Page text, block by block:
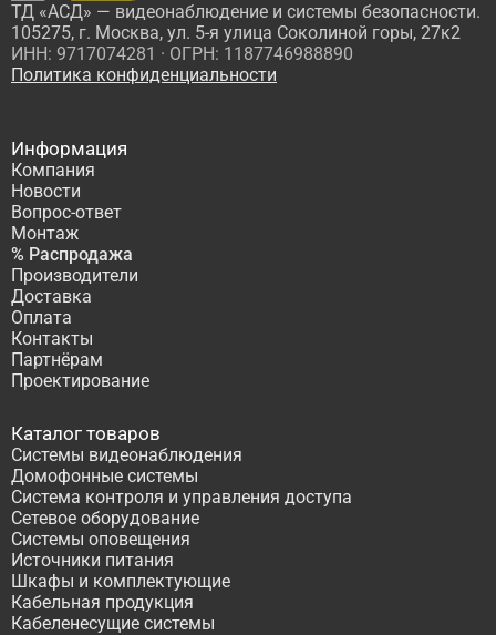
ТД «АСД» — видеонаблюдение и системы безопасности.
105275, г. Москва, ул. 5-я улица Соколиной горы, 27к2
ИНН: 9717074281 · ОГРН: 1187746988890
Политика конфиденциальности
Информация
Компания
Новости
Вопрос-ответ
Монтаж
% Распродажа
Производители
Доставка
Оплата
Контакты
Партнёрам
Проектирование
Каталог товаров
Системы видеонаблюдения
Домофонные системы
Система контроля и управления доступа
Сетевое оборудование
Системы оповещения
Источники питания
Шкафы и комплектующие
Кабельная продукция
Кабеленесущие системы